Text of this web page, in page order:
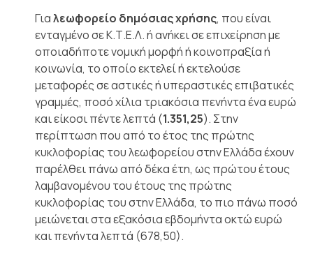
Γιαλεωφορείο δημόσιας χρήσης, που είναι
ενταγμένο σε Κ.Τ.Ε.Λ. ή ανήκει σε επιχείρηση με
οποιαδήποτε νομική μορφή ή κοινοπραξία ή
κοινωνία, το οποίο εκτελεί ή εκτελούσε
μεταφορές σε αστικές ή υπεραστικές επιβατικές
γραμμές, ποσό χίλια τριακόσια πενήντα ένα ευρώ
και είκοσι πέντε λεπτά (1.351,25). Στην
περίπτωση που από το έτος της πρώτης
κυκλοφορίας του λεωφορείου στην Ελλάδα έχουν
παρέλθει πάνω από δέκα έτη, ως πρώτου έτους
λαμβανομένου του έτους της πρώτης
κυκλοφορίας του στην Ελλάδα, το πιο πάνω ποσό
μειώνεται στα εξακόσια εβδομήντα οκτώ ευρώ
και πενήντα λεπτά (678,50).